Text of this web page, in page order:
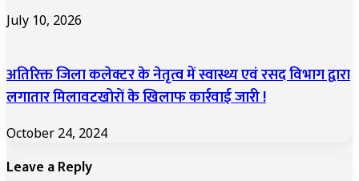
July 10, 2026
अतिरिक्त जिला कलेक्टर के नेतृत्व में स्वास्थ्य एवं रसद विभाग द्वारा
लगातार मिलावटखोरों के खिलाफ कार्रवाई जारी !
October 24, 2024
Leave a Reply